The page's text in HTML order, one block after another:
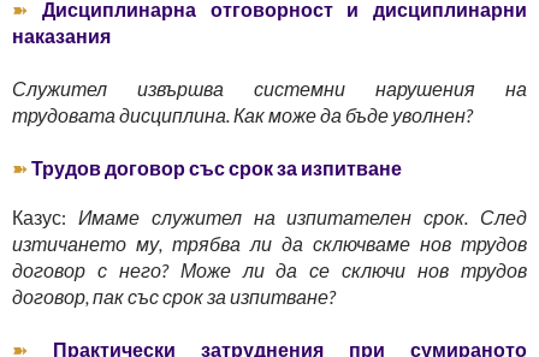
➽ Дисциплинарна отговорност и дисциплинарни
наказания
Служител извършва системни нарушения на
трудовата дисциплина. Как може да бъде уволнен?
➽Трудов договор със срок за изпитване
Казус: Имаме служител на изпитателен срок. След
изтичането му, трябва ли да сключваме нов трудов
договор с него? Може ли да се сключи нов трудов
договор, пак със срок за изпитване?
➽ Практически затруднения при сумираното